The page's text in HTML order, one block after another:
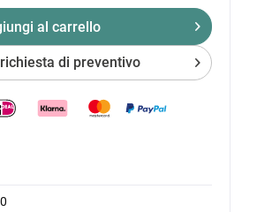
al carrello
di preventivo